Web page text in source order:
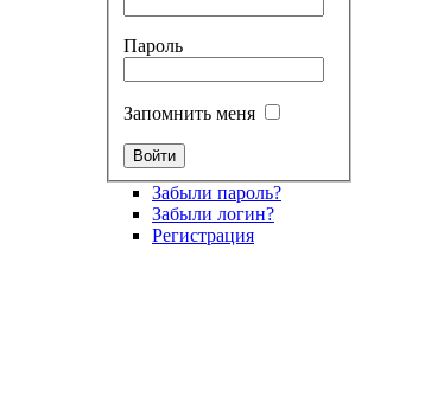
Пароль
Запомнить меня
Забыли пароль?
Забыли логин?
Регистрация